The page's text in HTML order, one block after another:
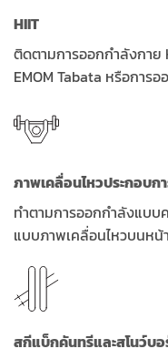
HIIT
ติดตามการออกกำลังกาย
EMOM Tabata หรือการ
ภาพเคลื่อนไหวประกอบก
ทำตามการออกกำลังแบบ
แบบภาพเคลื่อนไหวบนหน้
สกีแบ็กคันทรีและสโนว์บ